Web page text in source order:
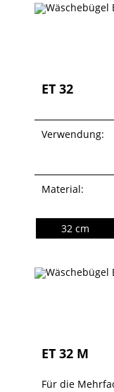
ET 32
Verwendung:
Material:
32 cm
ET 32 M
Für die